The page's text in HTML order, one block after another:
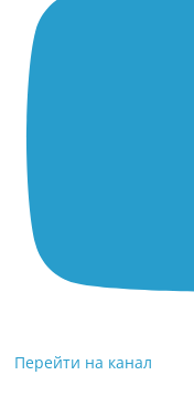
Перейти на канал